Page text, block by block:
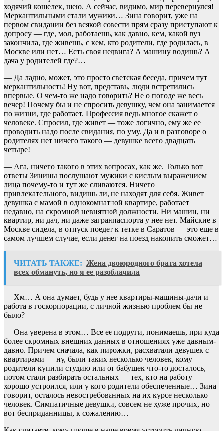
ходячий кошелек, шею. А сейчас, видимо, мир перевернулся!
Меркантильными стали мужики… Зина говорит, уже на
первом свидании без всякой совести прям сразу приступают к
допросу — где, мол, работаешь, как давно, кем, какой вуз
закончила, где живешь, с кем, кто родители, где родилась, в
Москве или нет… Есть своя недвига? А машину водишь? А
дача у родителей где?…
— Да ладно, может, это просто светская беседа, причем тут
меркантильность! Ну вот, представь, люди встретились
впервые. О чем-то же надо говорить? Не о погоде же весь
вечер! Почему бы и не спросить девушку, чем она занимается
по жизни, где работает. Профессия ведь многое скажет о
человеке. Спросил, где живет — тоже логично, ему же ее
проводить надо после свидания, по уму. Да и в разговоре о
родителях нет ничего такого — девушке всего двадцать
четыре!
— Ага, ничего такого в этих вопросах, как же. Только вот
ответы Зинины послушают мужики с кислым выражением
лица почему-то и тут же сливаются. Ничего
привлекательного, видишь ли, не находят для себя. Живет
девушка с мамой в однокомнатной квартире, работает
недавно, на скромной невнятной должности. Ни машин, ни
квартир, ни дач, ни даже загранпаспорта у нее нет. Майские в
Москве сидела, в отпуск поедет к тетке в Саратов — это еще в
самом лучшем случае, если денег на поезд накопить сможет…
ЧИТАТЬ ТАКЖЕ: Жена двоюродного брата хотела
всех обмануть, но я ее разоблачила
— Хм… А она думает, будь у нее квартиры-машины-дачи и
работа в госкорпорации, с личной жизнью проблем бы не
было?
— Она уверена в этом… Все ее подруги, понимаешь, при куда
более скромных внешних данных в отношениях уже давным-
давно. Причем сначала, как пирожки, расхватали девушек с
квартирами — ну, были таких несколько человек, кому
родители купили студию или от бабушек что-то досталось,
потом стали разбирать остальных — тех, кто на работу
хорошо устроился, или у кого родители обеспеченные… Зина
говорит, осталось невостребованных на их курсе несколько
человек. Симпатичные девушки, совсем не хуже прочих, но
вот бесприданницы, к сожалению…